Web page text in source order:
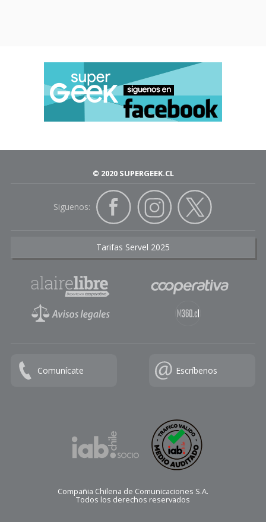
© 2020 SUPERGEEK.CL
Siguenos:
Tarifas Servel 2025
Comunícate Escríbenos
Compañia Chilena de Comunicaciones S.A.
Todos los derechos reservados